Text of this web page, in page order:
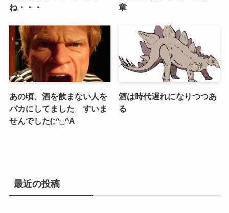
ね・・・
章
あの頃、酒を飲まない人を
バカにしてました すいま
せんでした(;^_^A
酒は時代遅れになりつつあ
る
最近の投稿